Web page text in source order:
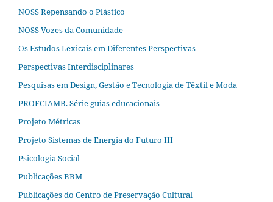
NOSS Repensando o Plástico
NOSS Vozes da Comunidade
Os Estudos Lexicais em Diferentes Perspectivas
Perspectivas Interdisciplinares
Pesquisas em Design, Gestão e Tecnologia de Têxtil e Moda
PROFCIAMB. Série guias educacionais
Projeto Métricas
Projeto Sistemas de Energia do Futuro III
Psicologia Social
Publicações BBM
Publicações do Centro de Preservação Cultural